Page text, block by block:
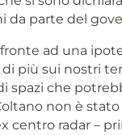
da parte del
ad una
più sui nostri
spazi che
non è
centro radar –